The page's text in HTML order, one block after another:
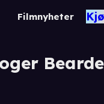
Filmnyheter
Bearde